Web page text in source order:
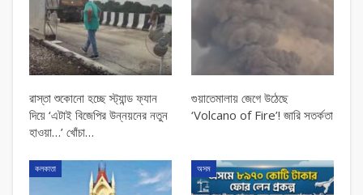
রাস্তা শুকোনো হচ্ছে স্ট্যান্ড ফ্যান
দিয়ে ‘এটাই বিজেপির উন্নয়নের নতুন
হাওয়া…’ খোঁচা…
গুয়াতেমালায় জেগে উঠেছে
‘Volcano of Fire’! জারি সতর্কতা
কলকাতা অসম